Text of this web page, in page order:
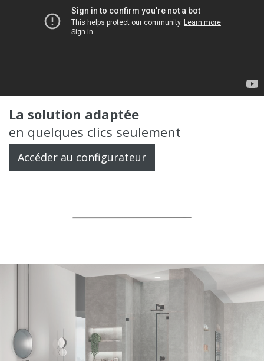
La solution adaptée
en quelques clics seulement
Accéder au configurateur